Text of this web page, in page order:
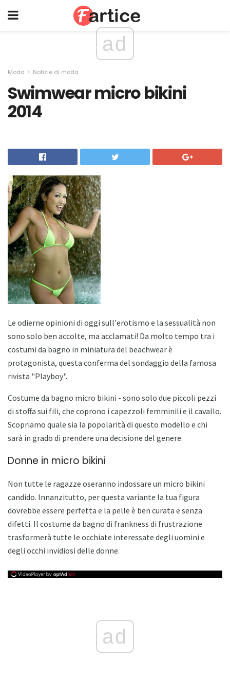
ad
Moda Notizie di moda
Swimwear micro bikini
2014
Le odierne opinioni di oggi sull'erotismo e la sessualità non
sono solo ben accolte, ma acclamati! Da molto tempo tra i
costumi da bagno in miniatura del beachwear è
protagonista, questa conferma del sondaggio della famosa
rivista "Playboy".
Costume da bagno micro bikini - sono solo due piccoli pezzi
di stoffa sui fili, che coprono i capezzoli femminili e il cavallo.
Scopriamo quale sia la popolarità di questo modello e chi
sarà in grado di prendere una decisione del genere.
Donne in micro bikini
Non tutte le ragazze oseranno indossare un micro bikini
candido. Innanzitutto, per questa variante la tua figura
dovrebbe essere perfetta e la pelle è ben curata e senza
difetti. Il costume da bagno di frankness di frustrazione
trasformerà tutte le occhiate interessate degli uomini e
degli occhi invidiosi delle donne.
ad